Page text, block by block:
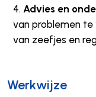
Advies en
van problemen te
van zeefjes en
Werkwijze